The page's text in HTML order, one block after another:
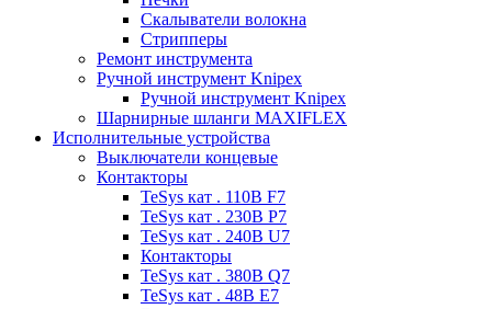
Скалыватели волокна
Стрипперы
Ремонт инструмента
Ручной инструмент Knipex
Ручной инструмент Knipex
Шарнирные шланги MAXIFLEX
Исполнительные устройства
Выключатели концевые
Контакторы
TeSys кат . 110В F7
TeSys кат . 230В P7
TeSys кат . 240В U7
Контакторы
TeSys кат . 380В Q7
TeSys кат . 48В E7